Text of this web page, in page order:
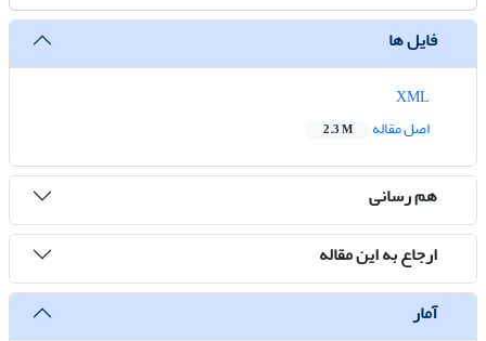
فایل ها
اصل مقاله
2.3 M
هم رسانی
ارجاع به این مقاله
آمار